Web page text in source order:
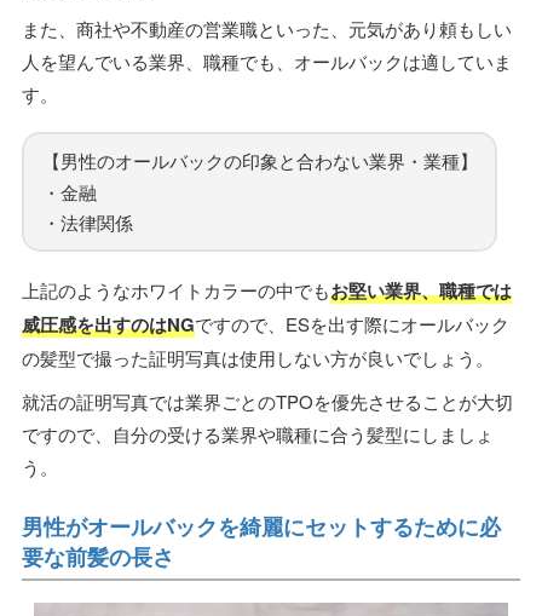
また、商社や不動産の営業職といった、元気があり頼もしい
人を望んでいる業界、職種でも、オールバックは適していま
す。
【男性のオールバックの印象と合わない業界・業種】
・金融
・法律関係
上記のようなホワイトカラーの中でもお堅い業界、職種では
威圧感を出すのはNGですので、ESを出す際にオールバック
の髪型で撮った証明写真は使用しない方が良いでしょう。
就活の証明写真では業界ごとのTPOを優先させることが大切
ですので、自分の受ける業界や職種に合う髪型にしましょ
う。
男性がオールバックを綺麗にセットするために必
要な前髪の長さ